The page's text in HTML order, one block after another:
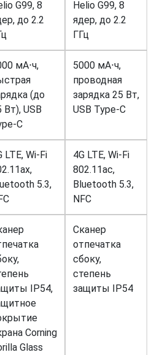
G99, 8
до 2.2
Helio G99, 8
ядер, до 2.2
ГГц
мА⋅ч,
(до
Вт), USB
C
5000 мА⋅ч,
проводная
зарядка 25 Вт,
USB Type-C
LTE, Wi-Fi
5.3,
4G LTE, Wi-Fi
802.11ac,
Bluetooth 5.3,
NFC
IP54,
Corning
Glass
Сканер
отпечатка
сбоку,
степень
защиты IP54